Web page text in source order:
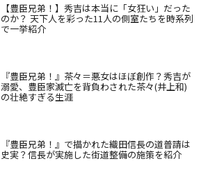
【豊臣兄弟！】秀吉は本当に「女狂い」だった
のか？ 天下人を彩った11人の側室たちを時系列
で一挙紹介
『豊臣兄弟！』茶々＝悪女はほぼ創作？秀吉が
溺愛、豊臣家滅亡を背負わされた茶々(井上和)
の壮絶すぎる生涯
『豊臣兄弟！』で描かれた織田信長の道普請は
史実？信長が実施した街道整備の施策を紹介